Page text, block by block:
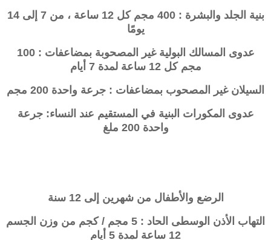
بنية الجلد والبشرة : 400 مجم كل 12 ساعة ، من 7 إلى 14
يومًا
عدوى المسالك البولية غير المصحوبة بمضاعفات : 100
مجم كل 12 ساعة لمدة 7 أيام
السيلان غير المصحوب بمضاعفات : جرعة واحدة 200 مجم
عدوى المكورات البنية في المستقيم عند النساء: جرعة
واحدة 200 ملغ
الرضع والأطفال من شهرين إلى 12 سنة
التهاب الأذن الوسطى الحاد : 5 مجم / كجم من وزن الجسم
12 ساعة لمدة 5 أيام